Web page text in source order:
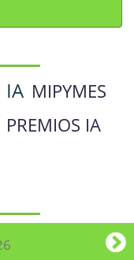
IA MIPYMES
PREMIOS IA